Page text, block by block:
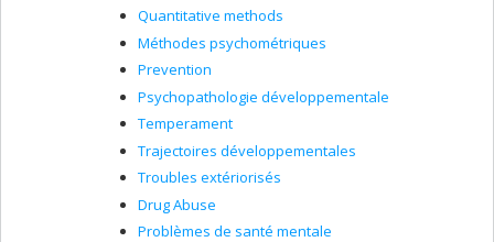
Quantitative methods
Méthodes psychométriques
Prevention
Psychopathologie développementale
Temperament
Trajectoires développementales
Troubles extériorisés
Drug Abuse
Problèmes de santé mentale